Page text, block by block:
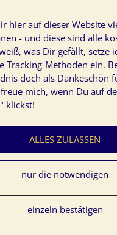
Dein Leben, so wie
hier auf dieser Website
- und diese sind alle
was Dir gefällt, setze
Tracking-Methoden ein.
doch als Dankeschön
mich, wenn Du auf
klickst!
ALLES ZULASSEN
nur die notwendigen
einzeln bestätigen